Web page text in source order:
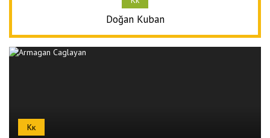
Doğan Kuban
Кк